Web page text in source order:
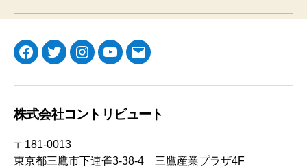
Facebook
TwitterInstagramYouTube
メ
株式会社コントリビュート
〒181-0013
東京都三鷹市下連雀3-38-4 三鷹産業プラザ4F